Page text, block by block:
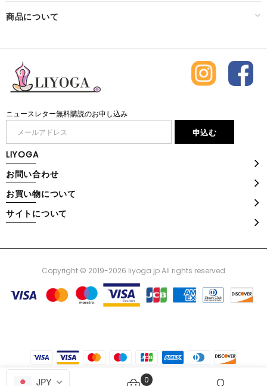
商品について
ニュースレター無料購読のお申し込み
LIYOGA
お問い合わせ
お買い物について
サイトについて
Copyright © 2019-2026 liyoga.jp All rights reserved
0
JPY